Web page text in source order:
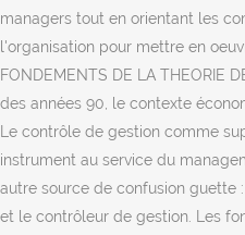
managers tout en orientant les
l'organisation pour mettre en
FONDEMENTS DE LA THEORIE
des années 90, le contexte
Le contrôle de gestion comme
instrument au service du
autre source de confusion guette
et le contrôleur de gestion. Les